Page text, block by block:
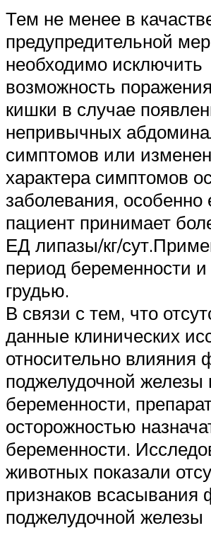
Тем не менее в
предупредительной
необходимо исключить
возможность
кишки в случае
непривычных
симптомов или
характера симптомов
заболевания, особенно
пациент принимает
ЕД липазы/кг/
период беременности
грудью.
В связи с тем, что
данные клинических
относительно влияния
поджелудочной железы
беременности,
осторожностью
беременности.
животных показали
признаков всасывания
поджелудочной железы